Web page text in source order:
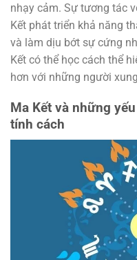
nhạy cảm. Sự tương tác
Kết phát triển khả năng
và làm dịu bớt sự cứng
Kết có thể học cách thể
hơn với những người
Ma Kết và những
tính cách